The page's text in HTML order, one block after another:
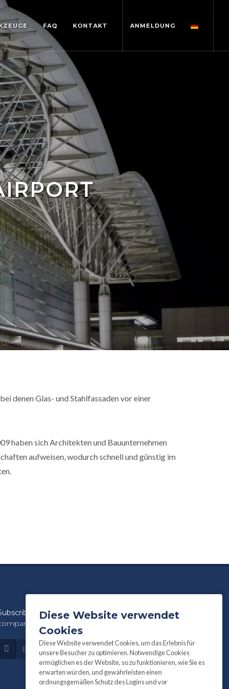
FAQ KONTAKT ANMELDUNG
denen Glas- und Stahlfassaden vor einer
haben sich Architekten und Bauunternehmen
aufweisen, wodurch schnell und günstig im
to our newsletter for product and
information:
Subscribe
Diese Website verwendet
Cookies
Diese Website verwendet Cookies, um das Erlebnis für
unsere Besucher zu optimieren. Notwendige Cookies
ermöglichen es der Website, so zu funktionieren, wie Sie es
erwarten würden, und gewährleisten einen
ordnungsgemäßen Schutz des Logins und vor